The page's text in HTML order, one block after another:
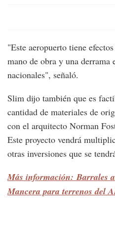
"Este aeropuerto tiene
mano de obra y una derrama
nacionales", señaló.
Slim dijo también que es
cantidad de materiales de
con el arquitecto Norman
Este proyecto vendrá
otras inversiones que se
Más información: Barrales
Mancera para terrenos del